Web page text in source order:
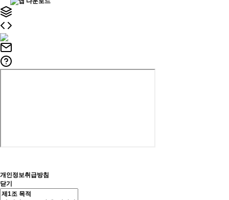
개인정보취급방침
닫기